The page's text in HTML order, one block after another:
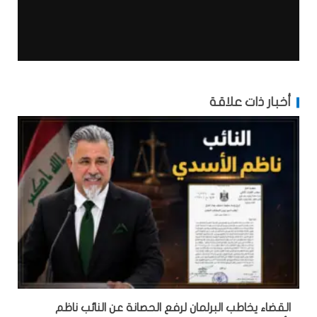
أخبار ذات علاقة
القضاء يخاطب البرلمان لرفع الحصانة عن النائب ناظم